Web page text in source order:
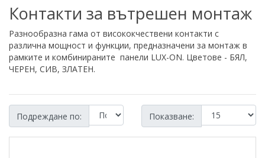
Контакти за вътрешен монтаж
Разнообразна гама от висококчествени контакти с
различна мощност и функции, предназначени за монтаж в
рамките и комбинираните панели LUX-ON. Цветове - БЯЛ,
ЧЕРЕН, СИВ, ЗЛАТЕН.
Подреждане по: Показване: